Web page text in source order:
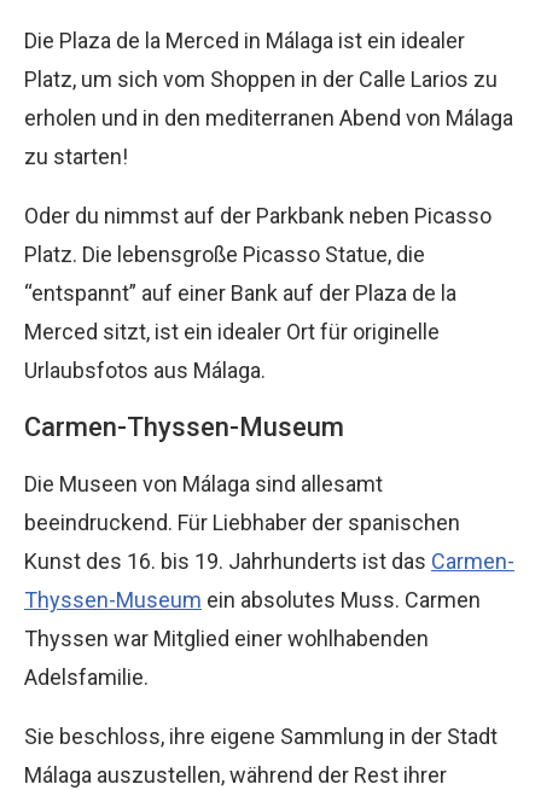
Die Plaza de la Merced in Málaga ist ein idealer
Platz, um sich vom Shoppen in der Calle Larios zu
erholen und in den mediterranen Abend von Málaga
zu starten!
Oder du nimmst auf der Parkbank neben Picasso
Platz. Die lebensgroße Picasso Statue, die
“entspannt” auf einer Bank auf der Plaza de la
Merced sitzt, ist ein idealer Ort für originelle
Urlaubsfotos aus Málaga.
Carmen-Thyssen-Museum
Die Museen von Málaga sind allesamt
beeindruckend. Für Liebhaber der spanischen
Kunst des 16. bis 19. Jahrhunderts ist das Carmen-
Thyssen-Museum ein absolutes Muss. Carmen
Thyssen war Mitglied einer wohlhabenden
Adelsfamilie.
Sie beschloss, ihre eigene Sammlung in der Stadt
Málaga auszustellen, während der Rest ihrer